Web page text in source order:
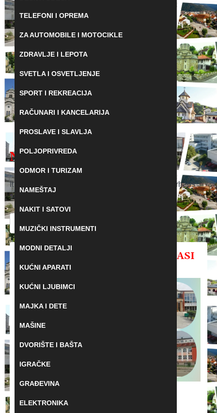
TELEFONI I OPREMA
ZA AUTOMOBILE I MOTOCIKLE
ZDRAVLJE I LEPOTA
SVETLA I OSVETLJENJE
SPORT I REKREACIJA
RAČUNARI I KANCELARIJA
PROSLAVE I SLAVLJA
POLJOPRIVREDA
ODMOR I TURIZAM
NAMEŠTAJ
NAKIT I SATOVI
MUZIČKI INSTRUMENTI
MODNI DETALJI
KUĆNI APARATI
KUĆNI LJUBIMCI
MAJKA I DETE
MAŠINE
DVORIŠTE I BAŠTA
IGRAČKE
GRAĐEVINA
ELEKTRONIKA
Nothing Found
It seems we can’t find what you’re looking for. Perhaps
searching can help.
Pretraga:
POSTAVITE OGLAS NA OK-OGLASI
LJUBOVIJA
LJUBOVIJI NA DRUŠTVENOJ MREŽI